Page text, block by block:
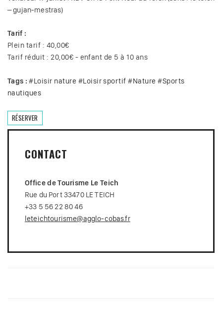
– gujan-mestras)
Tarif :
Plein tarif : 40,00€
Tarif réduit : 20,00€ - enfant de 5 à 10 ans
Tags : #Loisir nature #Loisir sportif #Nature #Sports
nautiques
RÉSERVER
CONTACT
Office de Tourisme Le Teich
Rue du Port 33470 LE TEICH
+33 5 56 22 80 46
leteichtourisme@agglo-cobas.fr